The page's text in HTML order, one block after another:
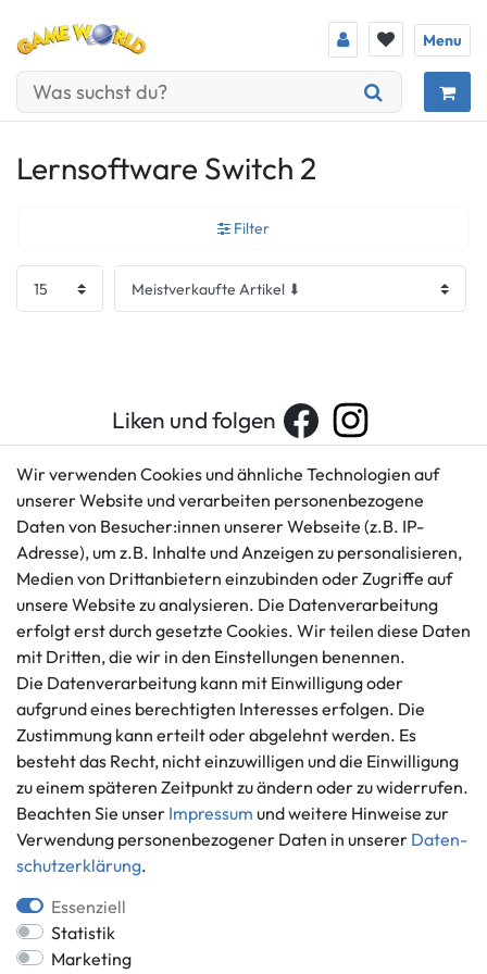
Menu
Lernsoftware Switch 2
Filter
Liken und folgen
Kundenservice
+49 421 596586
Mo. - Fr. 9 - 16 Uhr
info@gameworld.de
Kontaktformular
Rechtliches
AGB
Impressum
Datenschutzerklärung
Barrierefreiheitserklärung
Widerrufs­recht
Vertrag widerrufen
Informationen
Ankauf
Über uns
Häufig gestellte Fragen
Zahlung und Versand
Batterieentsorgung
Zahlungsmöglichkeiten
Wir verwenden Cookies und ähnliche Technologien auf
unserer Website und verarbeiten personenbezogene
Daten von Besucher:innen unserer Webseite (z.B. IP-
Adresse), um z.B. Inhalte und Anzeigen zu personalisieren,
Medien von Drittanbietern einzubinden oder Zugriffe auf
unsere Website zu analysieren. Die Datenverarbeitung
erfolgt erst durch gesetzte Cookies. Wir teilen diese Daten
mit Dritten, die wir in den Einstellungen benennen.
Die Datenverarbeitung kann mit Einwilligung oder
aufgrund eines berechtigten Interesses erfolgen. Die
Zustimmung kann erteilt oder abgelehnt werden. Es
besteht das Recht, nicht einzuwilligen und die Einwilligung
zu einem späteren Zeitpunkt zu ändern oder zu widerrufen.
Beachten Sie unser Impressum und weitere Hinweise zur
Verwendung personenbezogener Daten in unserer Daten­
schutz­erklärung.
Essenziell
Statistik
Marketing